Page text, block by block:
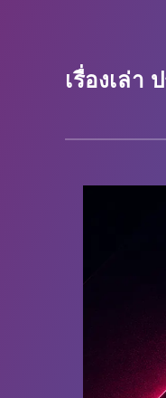
เรื่องเล่า